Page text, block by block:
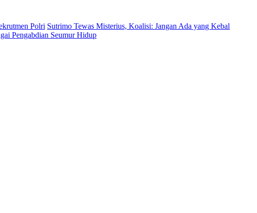
Polri Sutrimo Tewas Misterius, Koalisi: Jangan Ada yang Kebal
Pengabdian Seumur Hidup